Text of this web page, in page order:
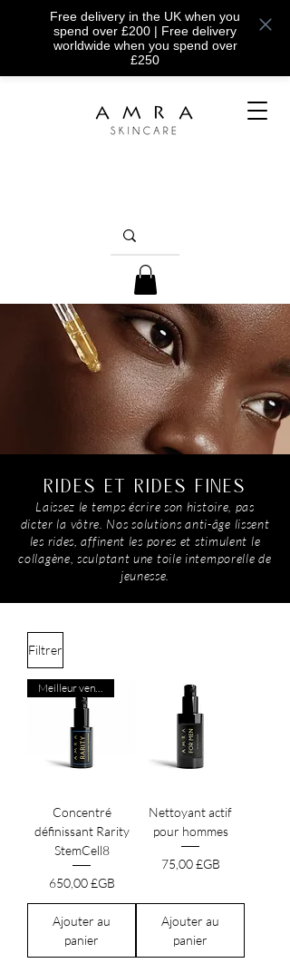
Free delivery in the UK when you
spend over £200 | Free delivery
worldwide when you spend over
£250
RIDES ET RIDES FINES
Laissez le temps écrire son histoire, pas
dicter la vôtre. Nos solutions anti-âge lissent
les rides, affinent les pores et stimulent le
collagène, sculptant une toile intemporelle de
jeunesse.
Filtrer
Concentré
définissant Rarity
StemCell8
Prix
650,00 £GB
Ajouter au
panier
Nettoyant actif
pour hommes
Prix
75,00 £GB
Ajouter au
panier